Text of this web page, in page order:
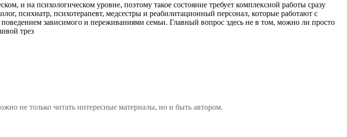
и на психологическом уровне, поэтому такое состояние требует комплексной работы сразу
психиатр, психотерапевт, медсестры и реабилитационный персонал, которые работают с
зависимого и переживаниями семьи. Главный вопрос здесь не в том, можно ли просто
трез
не только читать интересные материалы, но и быть автором.